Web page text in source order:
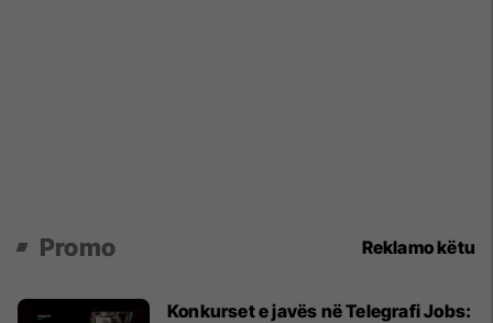
Promo Reklamo këtu
Konkurset e javës në Telegrafi Jobs: